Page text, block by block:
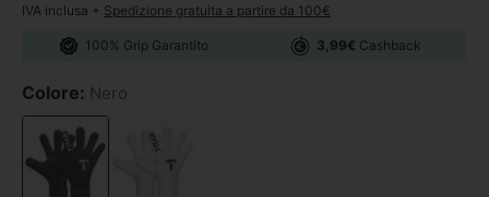
IVA inclusa + Spedizione gratuita a partire da 100€
100% Grip Garantito 3,99€ Cashback
Colore: Nero